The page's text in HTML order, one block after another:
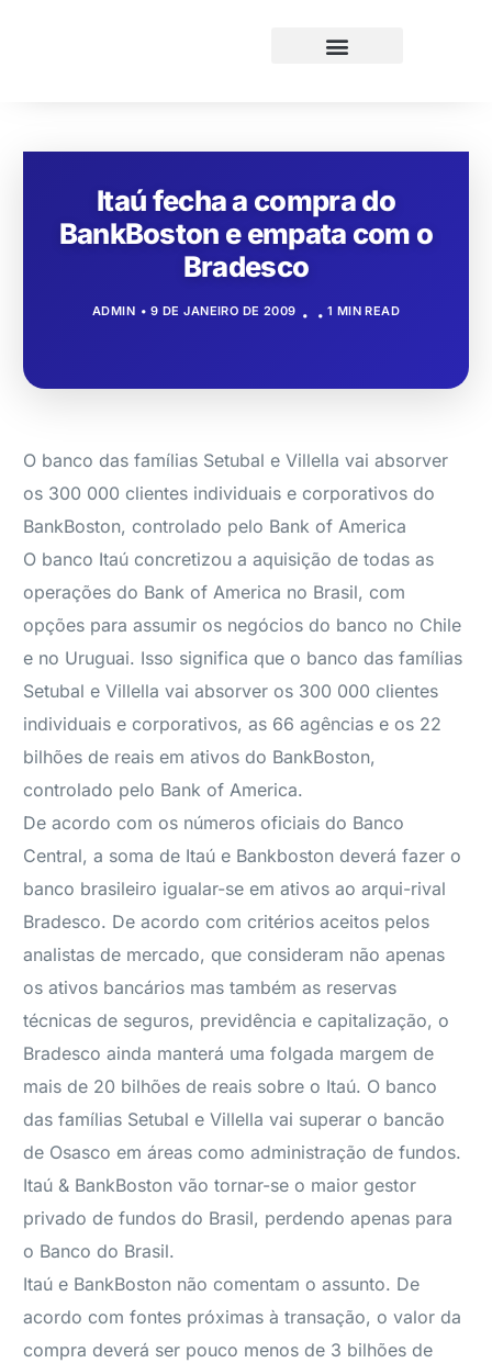
Itaú fecha a compra do
BankBoston e empata com o
Bradesco
ADMIN 9 DE JANEIRO DE 2009 1 MIN READ
O banco das famílias Setubal e Villella vai absorver
os 300 000 clientes individuais e corporativos do
BankBoston, controlado pelo Bank of America
O banco Itaú concretizou a aquisição de todas as
operações do Bank of America no Brasil, com
opções para assumir os negócios do banco no Chile
e no Uruguai. Isso significa que o banco das famílias
Setubal e Villella vai absorver os 300 000 clientes
individuais e corporativos, as 66 agências e os 22
bilhões de reais em ativos do BankBoston,
controlado pelo Bank of America.
De acordo com os números oficiais do Banco
Central, a soma de Itaú e Bankboston deverá fazer o
banco brasileiro igualar-se em ativos ao arqui-rival
Bradesco. De acordo com critérios aceitos pelos
analistas de mercado, que consideram não apenas
os ativos bancários mas também as reservas
técnicas de seguros, previdência e capitalização, o
Bradesco ainda manterá uma folgada margem de
mais de 20 bilhões de reais sobre o Itaú. O banco
das famílias Setubal e Villella vai superar o bancão
de Osasco em áreas como administração de fundos.
Itaú & BankBoston vão tornar-se o maior gestor
privado de fundos do Brasil, perdendo apenas para
o Banco do Brasil.
Itaú e BankBoston não comentam o assunto. De
acordo com fontes próximas à transação, o valor da
compra deverá ser pouco menos de 3 bilhões de